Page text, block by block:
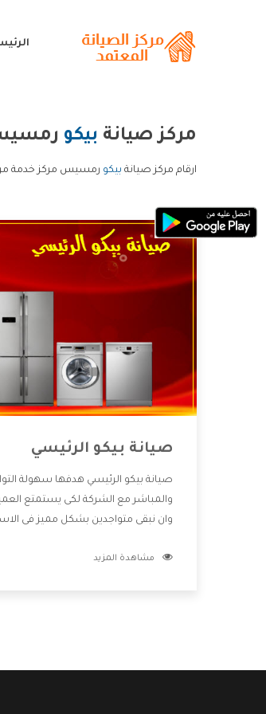
مركز صيانة بيكو
ارقام مركز صيانة بيكو رمسيس مركز خدمة
صيانة بيكو الرئيسي
صيانة بيكو الرئيسي هدفها سهولة
والمباشر مع الشركة لكى يستمتع
وان نبقى متواجدين بشكل مميز فى
بالخدمات التى تنفرد الشركة بها والتى
مشاهدة المزيد